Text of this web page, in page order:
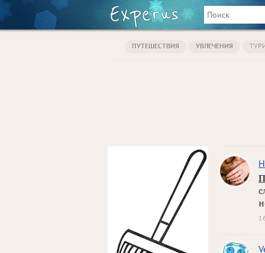
ПУТЕШЕСТВИЯ УВЛЕЧЕНИЯ